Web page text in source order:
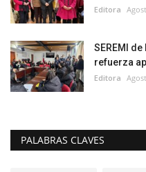
Editora
SEREMI
refuerza
Editora
PALABRAS CLAVES